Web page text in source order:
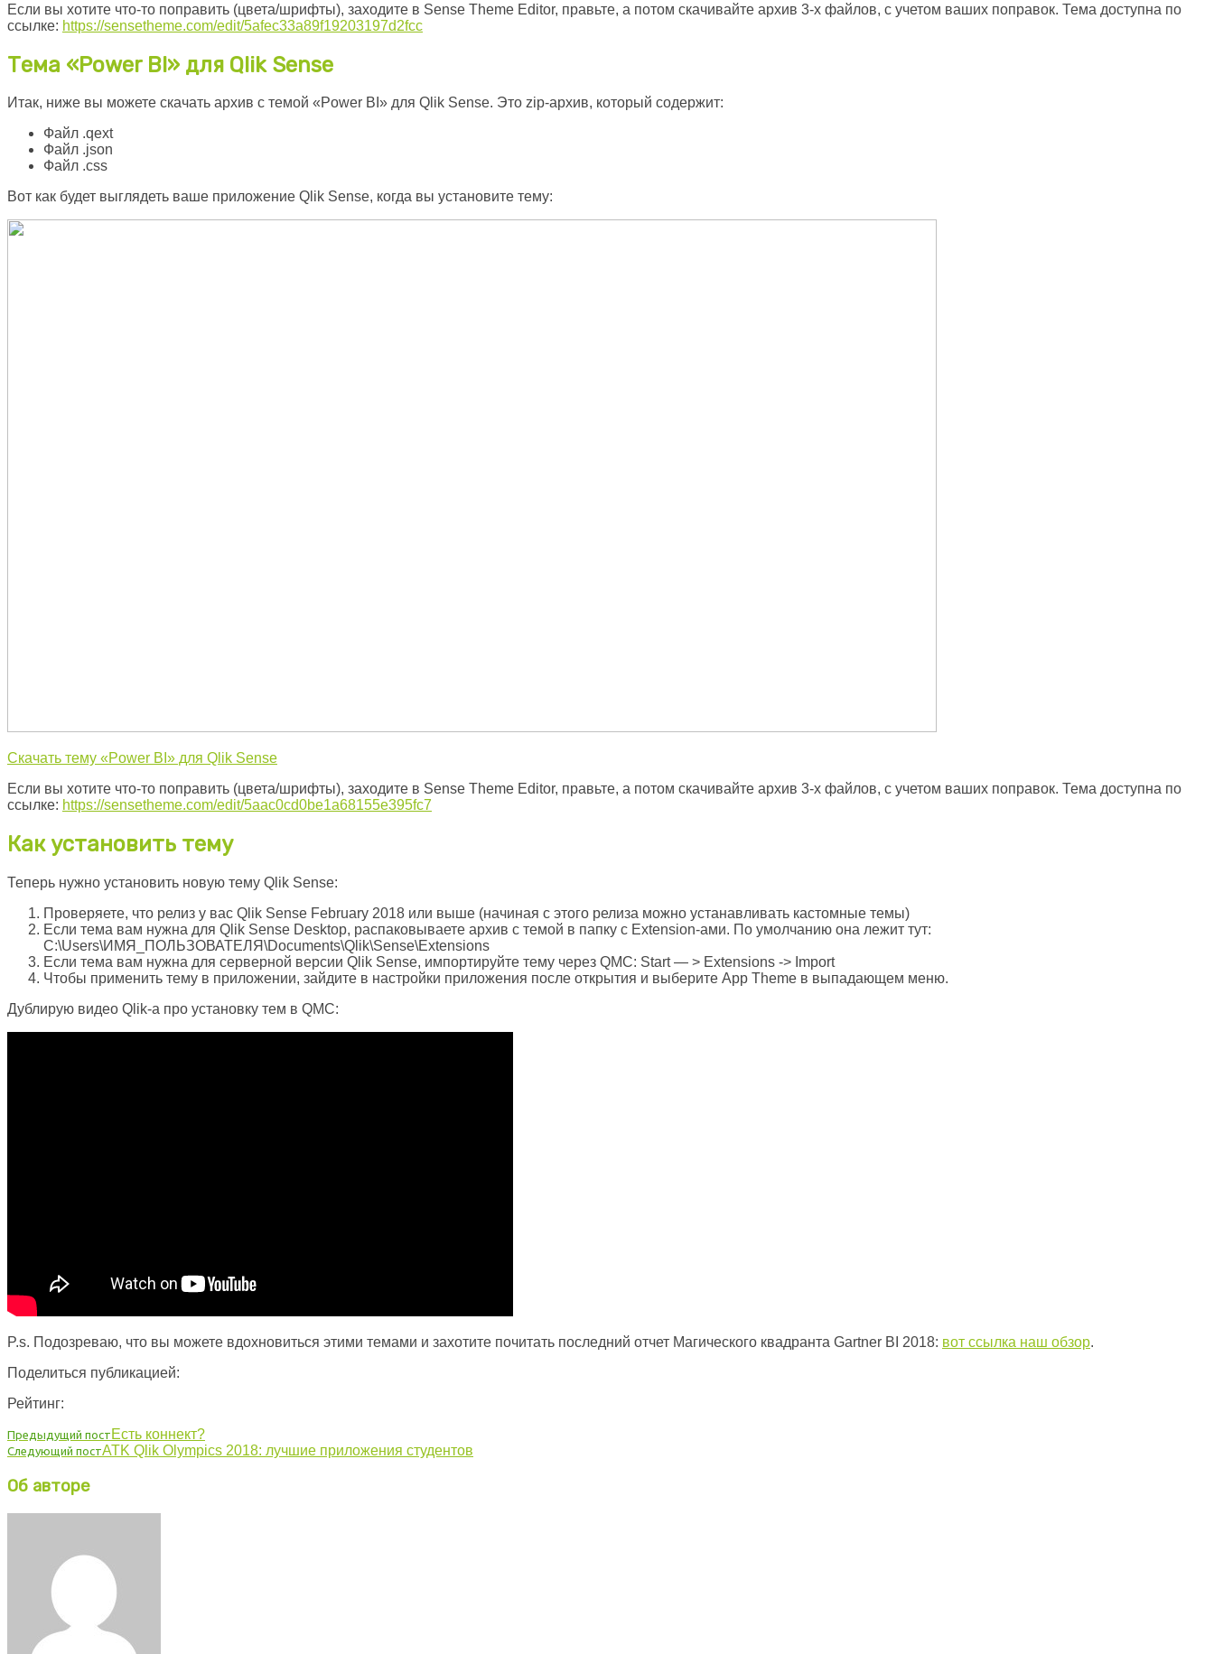
Если вы хотите что-то поправить (цвета/шрифты), заходите в Sense Theme Editor, правьте, а потом скачивайте архив 3-х файлов, с учетом ваших поправок. Тема доступна по
ссылке: https://sensetheme.com/edit/5afec33a89f19203197d2fcc
Тема «Power BI» для Qlik Sense
Итак, ниже вы можете скачать архив с темой «Power BI» для Qlik Sense. Это zip-архив, который содержит:
Файл .qext
Файл .json
Файл .css
Вот как будет выглядеть ваше приложение Qlik Sense, когда вы установите тему:
Скачать тему «Power BI» для Qlik Sense
Если вы хотите что-то поправить (цвета/шрифты), заходите в Sense Theme Editor, правьте, а потом скачивайте архив 3-х файлов, с учетом ваших поправок. Тема доступна по
ссылке: https://sensetheme.com/edit/5aac0cd0be1a68155e395fc7
Как установить тему
Теперь нужно установить новую тему Qlik Sense:
Проверяете, что релиз у вас Qlik Sense February 2018 или выше (начиная с этого релиза можно устанавливать кастомные темы)
Если тема вам нужна для Qlik Sense Desktop, распаковываете архив с темой в папку с Extension-ами. По умолчанию она лежит тут:
C:\Users\ИМЯ_ПОЛЬЗОВАТЕЛЯ\Documents\Qlik\Sense\Extensions
Если тема вам нужна для серверной версии Qlik Sense, импортируйте тему через QMC: Start — > Extensions -> Import
Чтобы применить тему в приложении, зайдите в настройки приложения после открытия и выберите App Theme в выпадающем меню.
Дублирую видео Qlik-а про установку тем в QMC:
P.s. Подозреваю, что вы можете вдохновиться этими темами и захотите почитать последний отчет Магического квадранта Gartner BI 2018: вот ссылка наш обзор.
Поделиться публикацией:
Рейтинг:
Предыдущий пост Есть коннект?
Следующий постATK Qlik Olympics 2018: лучшие приложения студентов
Об авторе